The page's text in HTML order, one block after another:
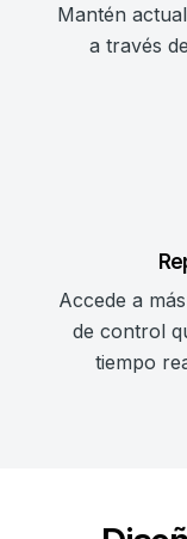
Mantén
a través
Accede a
de control
tiempo